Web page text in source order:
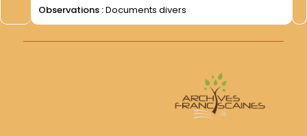
""Elenchus"" de la Province (1980).| P....
Observations :Documents divers